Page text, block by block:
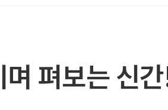
펴보는 신